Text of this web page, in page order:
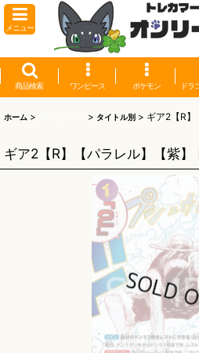
メニュー
商品検索 ワンピース ポケモン ドラ
ホーム > > タイトル別 > ギア2【R】
ギア2【R】【パラレル】【紫】